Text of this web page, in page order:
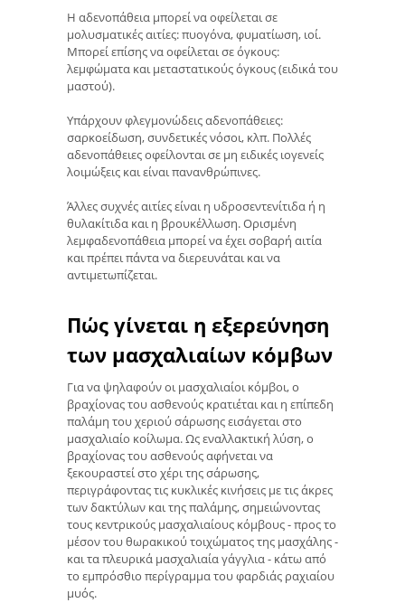
Η αδενοπάθεια μπορεί να οφείλεται σε
μολυσματικές αιτίες: πυογόνα, φυματίωση, ιοί.
Μπορεί επίσης να οφείλεται σε όγκους:
λεμφώματα και μεταστατικούς όγκους (ειδικά του
μαστού).
Υπάρχουν φλεγμονώδεις αδενοπάθειες:
σαρκοείδωση, συνδετικές νόσοι, κλπ. Πολλές
αδενοπάθειες οφείλονται σε μη ειδικές ιογενείς
λοιμώξεις και είναι πανανθρώπινες.
Άλλες συχνές αιτίες είναι η υδροσεντενίτιδα ή η
θυλακίτιδα και η βρουκέλλωση. Ορισμένη
λεμφαδενοπάθεια μπορεί να έχει σοβαρή αιτία
και πρέπει πάντα να διερευνάται και να
αντιμετωπίζεται.
Πώς γίνεται η εξερεύνηση
των μασχαλιαίων κόμβων
Για να ψηλαφούν οι μασχαλιαίοι κόμβοι, ο
βραχίονας του ασθενούς κρατιέται και η επίπεδη
παλάμη του χεριού σάρωσης εισάγεται στο
μασχαλιαίο κοίλωμα. Ως εναλλακτική λύση, ο
βραχίονας του ασθενούς αφήνεται να
ξεκουραστεί στο χέρι της σάρωσης,
περιγράφοντας τις κυκλικές κινήσεις με τις άκρες
των δακτύλων και της παλάμης, σημειώνοντας
τους κεντρικούς μασχαλιαίους κόμβους - προς το
μέσον του θωρακικού τοιχώματος της μασχάλης -
και τα πλευρικά μασχαλιαία γάγγλια - κάτω από
το εμπρόσθιο περίγραμμα του φαρδιάς ραχιαίου
μυός.